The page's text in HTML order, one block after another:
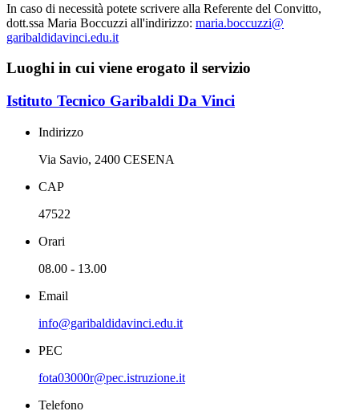
In caso di necessità potete scrivere alla Referente del Convitto,
dott.ssa Maria Boccuzzi all'indirizzo: maria.boccuzzi@
garibaldidavinci.edu.it
Luoghi in cui viene erogato il servizio
Istituto Tecnico Garibaldi Da Vinci
Indirizzo
Via Savio, 2400 CESENA
CAP
47522
Orari
08.00 - 13.00
Email
info@garibaldidavinci.edu.it
PEC
fota03000r@pec.istruzione.it
Telefono